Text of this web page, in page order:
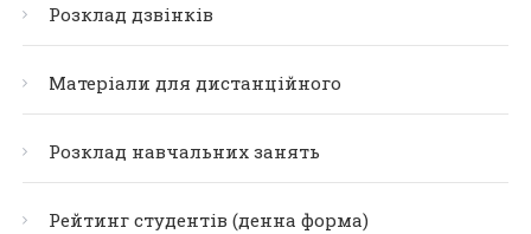
Розклад дзвінків
Матеріали для дистанційного
Розклад навчальних занять
Рейтинг студентів (денна форма)